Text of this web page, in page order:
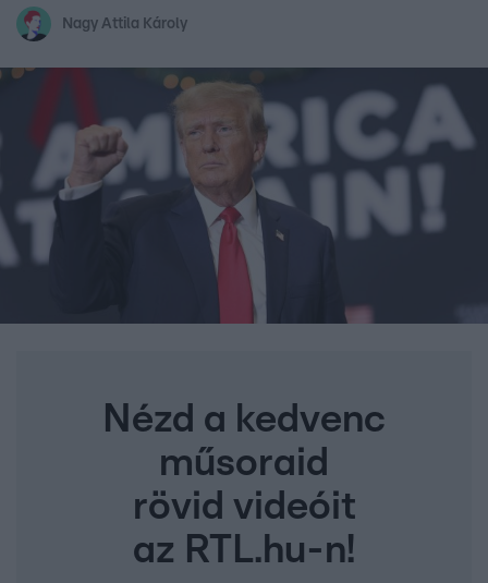
Nagy Attila Károly
Nézd a kedvenc
műsoraid
rövid videóit
az RTL.hu-n!